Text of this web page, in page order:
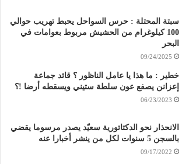
سبتة المحتلة : حرس السواحل يحبط تهريب حوالي
100 كيلوغرام من الحشيش مربوط بعوامات في
البحر
09/24/2025
خطير : ما هذا يا عامل الناظور ؟ قائد جماعة
إعزانن يصفع عون سلطة ستيني ويسقطه أرضا !؟
06/23/2023
الانحذار نحو الدكتاتورية سعيّد يصدر مرسوما يقضي
بالسجن 5 سنوات لكل من ينشر أخبارا عنه
09/17/2022